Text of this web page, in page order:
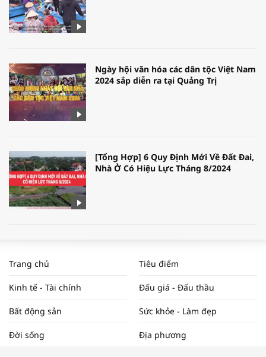
Ngày hội văn hóa các dân tộc Việt Nam
2024 sắp diễn ra tại Quảng Trị
[Tổng Hợp] 6 Quy Định Mới Về Đất Đai,
Nhà Ở Có Hiệu Lực Tháng 8/2024
NAM NĂM 2024 VÀ NĂM 2025 | NHỊP
ĐẬP THỊ TRƯỜNG #62
Tọa đàm “Xúc tiến thương mại: Khơi
Trang chủ Tiêu điểm
Kinh tế - Tài chính Đấu giá - Đấu thầu
Bất động sản Sức khỏe - Làm đẹp
Đời sống Địa phương